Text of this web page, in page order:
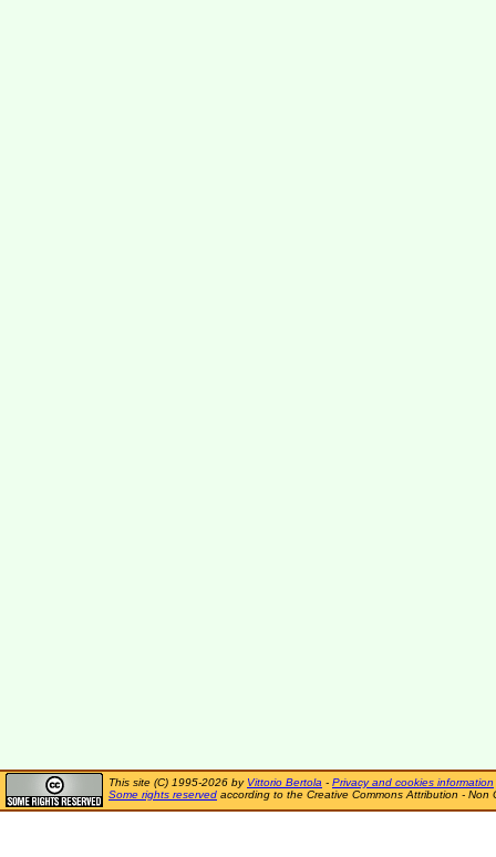
This site (C) 1995-2026 by Vittorio Bertola - Privacy and cookies information
Some rights reserved according to the Creative Commons Attribution - Non